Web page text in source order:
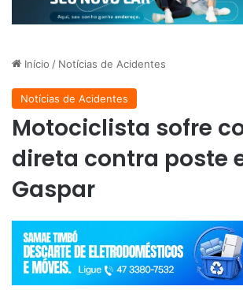
Início / Notícias de Acidentes
Notícias de Acidentes
Motociclista sofre
direta contra poste
Gaspar